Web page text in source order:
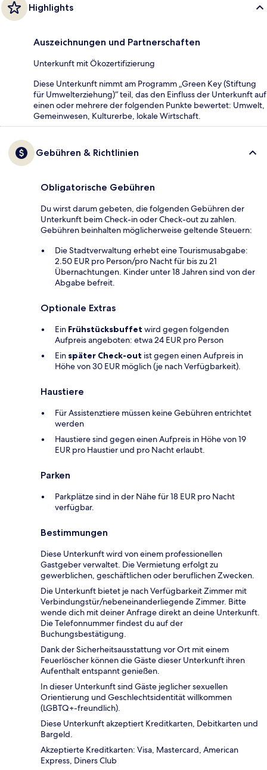
Highlights
Auszeichnungen und Partnerschaften
Unterkunft mit Ökozertifizierung
Diese Unterkunft nimmt am Programm „Green Key (Stiftung
für Umwelterziehung)“ teil, das den Einfluss der Unterkunft auf
einen oder mehrere der folgenden Punkte bewertet: Umwelt,
Gemeinwesen, Kulturerbe, lokale Wirtschaft.
Gebühren & Richtlinien
Obligatorische Gebühren
Du wirst darum gebeten, die folgenden Gebühren der
Unterkunft beim Check-in oder Check-out zu zahlen.
Gebühren beinhalten möglicherweise geltende Steuern:
Die Stadtverwaltung erhebt eine Tourismusabgabe:
2.50 EUR pro Person/pro Nacht für bis zu 21
Übernachtungen. Kinder unter 18 Jahren sind von der
Abgabe befreit.
Optionale Extras
Ein Frühstücksbuffet wird gegen folgenden
Aufpreis angeboten: etwa 24 EUR pro Person
Ein später Check-out ist gegen einen Aufpreis in
Höhe von 30 EUR möglich (je nach Verfügbarkeit).
Haustiere
Für Assistenztiere müssen keine Gebühren entrichtet
werden
Haustiere sind gegen einen Aufpreis in Höhe von 19
EUR pro Haustier und pro Nacht erlaubt.
Parken
Parkplätze sind in der Nähe für 18 EUR pro Nacht
verfügbar.
Bestimmungen
Diese Unterkunft wird von einem professionellen
Gastgeber verwaltet. Die Vermietung erfolgt zu
gewerblichen, geschäftlichen oder beruflichen Zwecken.
Die Unterkunft bietet je nach Verfügbarkeit Zimmer mit
Verbindungstür/nebeneinanderliegende Zimmer. Bitte
wende dich mit deiner Anfrage direkt an deine Unterkunft.
Die Telefonnummer findest du auf der
Buchungsbestätigung.
Dank der Sicherheitsausstattung vor Ort mit einem
Feuerlöscher können die Gäste dieser Unterkunft ihren
Aufenthalt entspannt genießen.
In dieser Unterkunft sind Gäste jeglicher sexuellen
Orientierung und Geschlechtsidentität willkommen
(LGBTQ+-freundlich).
Diese Unterkunft akzeptiert Kreditkarten, Debitkarten und
Bargeld.
Akzeptierte Kreditkarten: Visa, Mastercard, American
Express, Diners Club